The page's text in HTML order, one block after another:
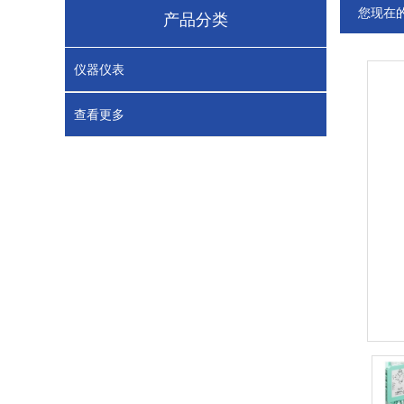
产品分类
仪器仪表
查看更多
您现在